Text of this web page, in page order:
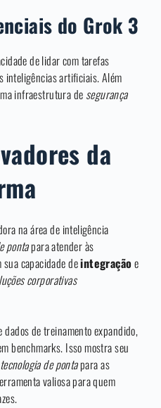
do Grok 3
de lidar com tarefas
inteligências artificiais. Além
infraestrutura de segurança
da
na área de inteligência
pontapara atender às
sua capacidade deintegraçãoe
corporativas
dados de treinamento expandido,
benchmarks. Isso mostra seu
tecnologia de pontapara as
valiosa para quem